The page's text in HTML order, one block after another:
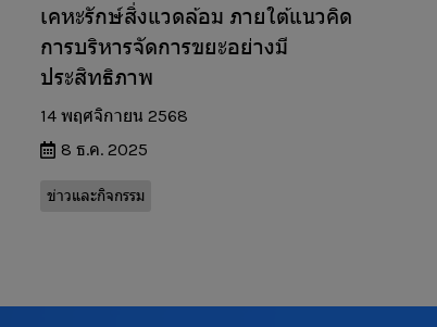
เคหะรักษ์สิ่งแวดล้อม ภายใต้แนวคิด
การบริหารจัดการขยะอย่างมี
ประสิทธิภาพ
14 พฤศจิกายน 2568
8 ธ.ค. 2025
ข่าวและกิจกรรม